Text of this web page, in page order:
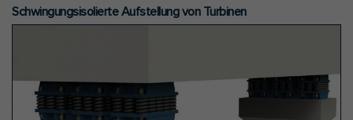
Schwingungsisolierte Aufstellung von Turbinen